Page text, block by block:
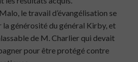
le travail d’évangélisation se
générosité du général Kirby, et
de M. Charlier qui devait
pour être protégé contre